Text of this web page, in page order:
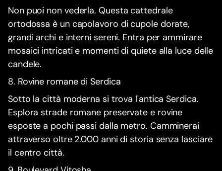
Non puoi non vederla. Questa cattedrale
ortodossa è un capolavoro di cupole dorate,
grandi archi e interni sereni. Entra per ammirare
mosaici intricati e momenti di quiete alla luce delle
candele.
8. Rovine romane di Serdica
Sotto la città moderna si trova l'antica Serdica.
Esplora strade romane preservate e rovine
esposte a pochi passi dalla metro. Camminerai
attraverso oltre 2.000 anni di storia senza lasciare
il centro città.